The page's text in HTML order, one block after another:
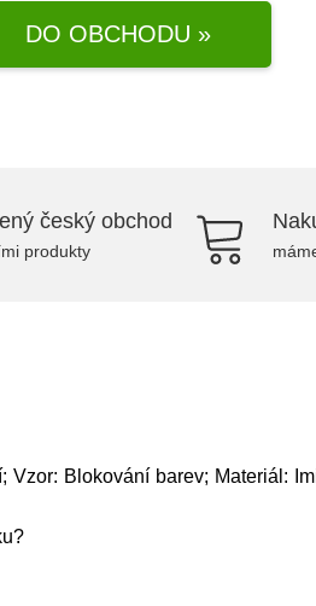
DO OBCHODU »
český obchod
produkty
Blokování barev; Materiál: